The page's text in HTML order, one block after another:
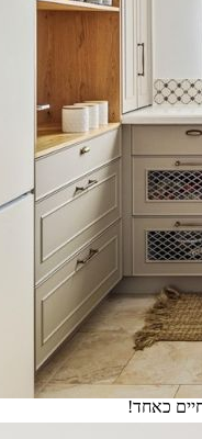
שונים.
ניתן להפוך את
חכמה, בריאה,
בנוסף למחקרים מדעיים
הסתכלות בלתי
כאחד!